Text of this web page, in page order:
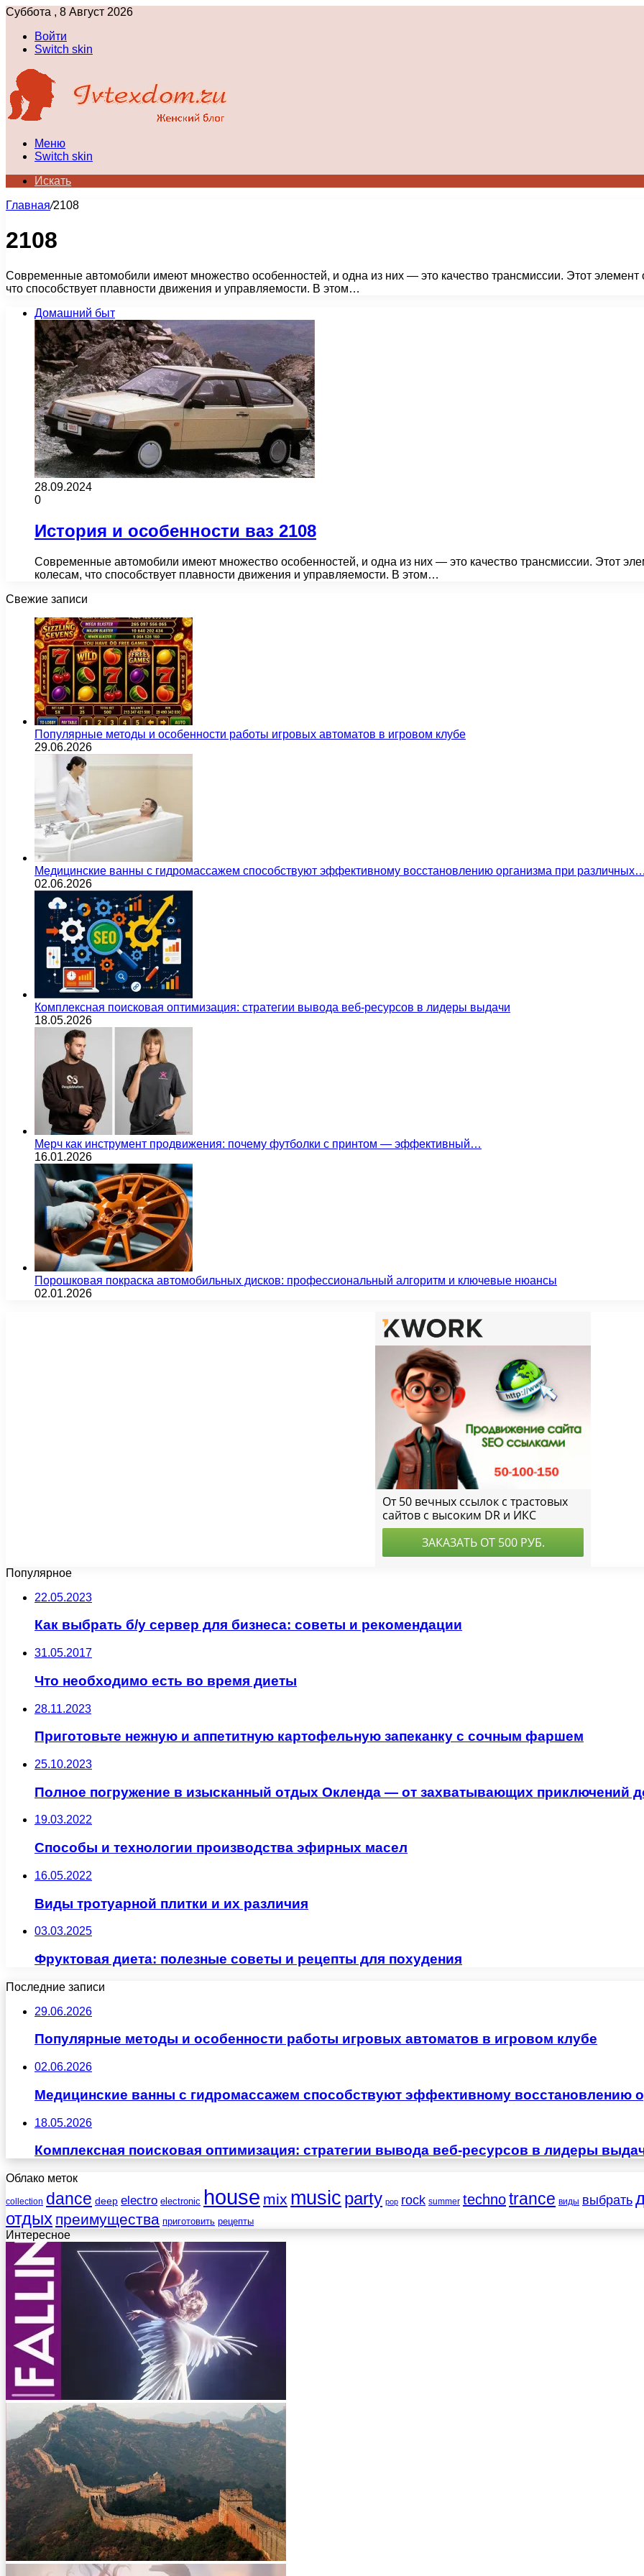
Суббота , 8 Август 2026
Войти
Switch skin
Меню
Switch skin
Искать
Главная/2108
2108
Современные автомобили имеют множество особенностей, и одна из них — это качество трансмиссии. Этот элемент
что способствует плавности движения и управляемости. В этом…
Домашний быт
28.09.2024
0
История и особенности ваз 2108
Современные автомобили имеют множество особенностей, и одна из них — это качество трансмиссии. Этот
колесам, что способствует плавности движения и управляемости. В этом…
Свежие записи
Популярные методы и особенности работы игровых автоматов в игровом клубе
29.06.2026
Медицинские ванны с гидромассажем способствуют эффективному восстановлению организма при
02.06.2026
Комплексная поисковая оптимизация: стратегии вывода веб-ресурсов в лидеры выдачи
18.05.2026
Мерч как инструмент продвижения: почему футболки с принтом — эффективный…
16.01.2026
Порошковая покраска автомобильных дисков: профессиональный алгоритм и ключевые нюансы
02.01.2026
Популярное
22.05.2023
Как выбрать б/у сервер для бизнеса: советы и рекомендации
31.05.2017
Что необходимо есть во время диеты
28.11.2023
Приготовьте нежную и аппетитную картофельную запеканку с сочным фаршем
25.10.2023
Полное погружение в изысканный отдых Окленда — от захватывающих приключений
19.03.2022
Способы и технологии производства эфирных масел
16.05.2022
Виды тротуарной плитки и их различия
03.03.2025
Фруктовая диета: полезные советы и рецепты для похудения
Последние записи
29.06.2026
Популярные методы и особенности работы игровых автоматов в игровом клубе
02.06.2026
Медицинские ванны с гидромассажем способствуют эффективному восстановлению
18.05.2026
Комплексная поисковая оптимизация: стратегии вывода веб-ресурсов в лидеры
Облако меток
collection dance deep electro electronic house mix music party pop rock summer technotrance виды выбрать
отдых преимущества приготовить рецепты
Интересное